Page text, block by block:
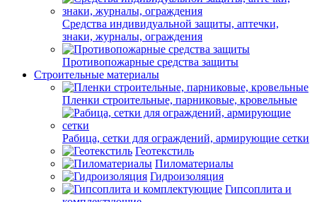
Средства индивидуальной защиты, аптечки,
знаки, журналы, ограждения
Противопожарные средства защиты
Строительные материалы
Пленки строительные, парниковые, кровельные
Рабица, сетки для ограждений, армирующие сетки
Геотекстиль
Пиломатериалы
Гидроизоляция
Гипсоплита и